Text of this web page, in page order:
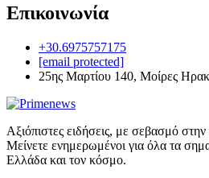
Επικοινωνία
+30.6975757175
[email protected]
25ης Μαρτίου 140, Μοίρες
Αξιόπιστες ειδήσεις, με σεβασμό
Μείνετε ενημερωμένοι για όλα τα
Ελλάδα και τον κόσμο.